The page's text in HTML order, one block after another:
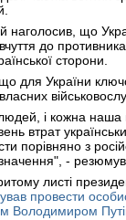
наголосив, що
до
сторони.
для України
і кожна наша
втрат
порівняно з
-
листі
провести
Володимиром